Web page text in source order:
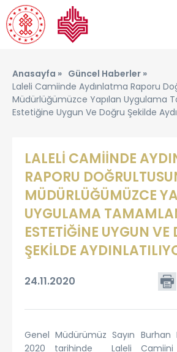
Anasayfa » Güncel Haberler »
Laleli Camiinde Aydınlatma Raporu
Müdürlüğümüzce Yapılan Uygulama
Estetiğine Uygun Ve Doğru Şekilde
LALELİ CAMİİNDE
RAPORU
MÜDÜRLÜĞÜMÜZCE
UYGULAMA
ESTETİĞİNE UYGUN VE
ŞEKİLDE
24.11.2020
Genel Müdürümüz Sayın Burhan
2020 tarihinde Laleli Camiini